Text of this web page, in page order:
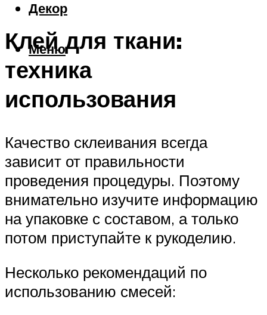
Декор
Меню
Клей для ткани:
техника
использования
Качество склеивания всегда
зависит от правильности
проведения процедуры. Поэтому
внимательно изучите информацию
на упаковке с составом, а только
потом приступайте к рукоделию.
Несколько рекомендаций по
использованию смесей: